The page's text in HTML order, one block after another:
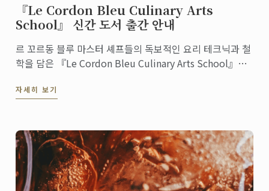
『Le Cordon Bleu Culinary Arts
School』 신간 도서 출간 안내
르 꼬르동 블루 마스터 셰프들의 독보적인 요리 테크닉과 철
학을 담은 『Le Cordon Bleu Culinary Arts School』이
11월에 전 세계 출시 예정입니다. 지금 바로 사전 예약하세
자세히 보기